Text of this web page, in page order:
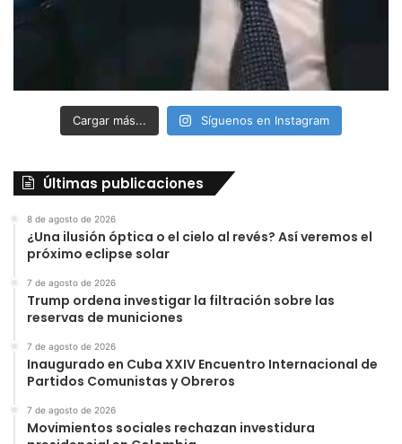
Cargar más... Síguenos en Instagram
Últimas publicaciones
8 de agosto de 2026
¿Una ilusión óptica o el cielo al revés? Así veremos el
próximo eclipse solar
7 de agosto de 2026
Trump ordena investigar la filtración sobre las
reservas de municiones
7 de agosto de 2026
Inaugurado en Cuba XXIV Encuentro Internacional de
Partidos Comunistas y Obreros
7 de agosto de 2026
Movimientos sociales rechazan investidura